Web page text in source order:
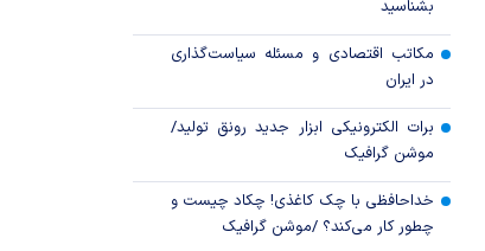
قیمت دلار و یورو مرکز مبادله ایران؛
امروز پنجشنبه ۱۵ مرداد ۱۴۰۵
سقوط ارزهای صادراتی در سیاهچاله
کارت‌های بازرگانی
بشناسید
مکاتب اقتصادی و مسئله سیاست‌گذاری
در ایران
برات الکترونیکی ابزار جدید رونق تولید/
موشن گرافیک
خداحافظی با چک کاغذی! چکاد چیست و
چطور کار می‌کند؟ /موشن گرافیک